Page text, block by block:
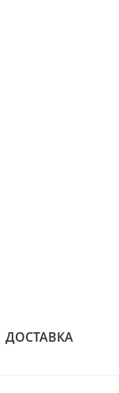
ДОСТАВКА